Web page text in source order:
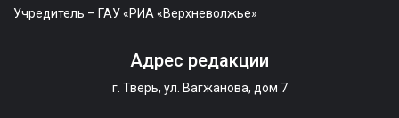
Учредитель – ГАУ «РИА «Верхневолжье»
Адрес редакции
г. Тверь, ул. Вагжанова, дом 7